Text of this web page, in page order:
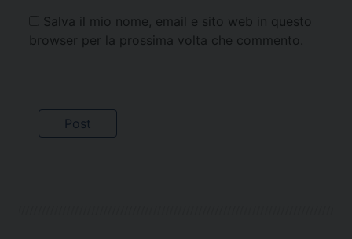
Salva il mio nome, email e sito web in questo
browser per la prossima volta che commento.